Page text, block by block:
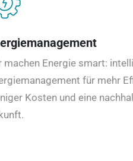
machen Energie smart:
für mehr
Kosten und eine